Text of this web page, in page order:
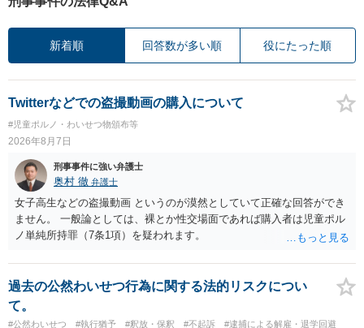
新着順 回答数が多い順 役にたった順
Twitterなどでの盗撮動画の購入について
#児童ポルノ・わいせつ物頒布等
2026年8月7日
刑事事件に強い弁護士
奥村 徹 弁護士
女子高生などの盗撮動画 というのが漠然としていて正確な回答ができ
ません。 一般論としては、裸とか性交場面であれば購入者は児童ポル
ノ単純所持罪（7条1項）を疑われます。
過去の公然わいせつ行為に関する法的リスクについ
て。
#公然わいせつ #執行猶予 #釈放・保釈 #不起訴
#逮捕による解雇・退学回避